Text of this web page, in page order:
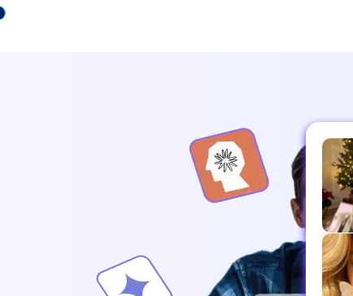
延續影片情節與動作
Seedance 2.0
Vidu Q2 Pro
AI 小說產生器：免費無限生成故事
3 款 AI 親吻影片產生器推薦
Seedance 2.0 提示詞完整教學
一鍵修復老照片與黑白照片上色